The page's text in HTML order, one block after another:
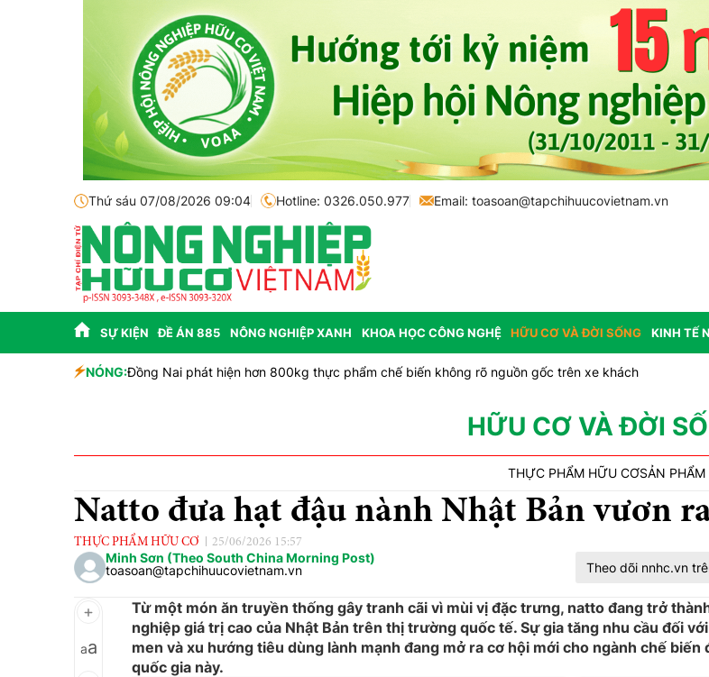
Thứ sáu 07/08/2026 09:04 Hotline: 0326.050.977 Email: toasoan@tapchihuucovietnam.vn
SỰ KIỆN ĐỀ ÁN 885 NÔNG NGHIỆP XANH KHOA HỌC CÔNG NGHỆ HỮU CƠ VÀ ĐỜI SỐNG KINH TẾ
NÓNG:Đồng Nai phát hiện hơn 800kg thực phẩm chế biến không rõ nguồn gốc trên xe khách
HỮU CƠ VÀ ĐỜI
THỰC PHẨM HỮU CƠSẢN PHẨM
Natto đưa hạt đậu nành Nhật Bản vươn
THỰC PHẨM HỮU CƠ 25/06/2026 15:57
Minh Sơn (Theo South China Morning Post)
toasoan@tapchihuucovietnam.vn
Theo dõi nnhc.vn
aa
Từ một món ăn truyền thống gây tranh cãi vì mùi vị đặc trưng, natto đang trở
nghiệp giá trị cao của Nhật Bản trên thị trường quốc tế. Sự gia tăng nhu cầu đối
men và xu hướng tiêu dùng lành mạnh đang mở ra cơ hội mới cho ngành chế biến
quốc gia này.